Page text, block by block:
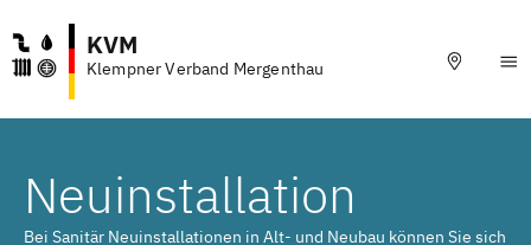
KVM
Klempner Verband Mergenthau
Neuinstallation
Bei Sanitär Neuinstallationen in Alt- und Neubau können Sie sich